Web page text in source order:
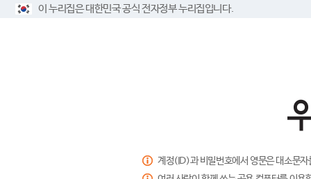
이 누리집은 대한민국 공식 전자정부 누리집입니다.
계정(ID)과 비밀번호에서 영문은 대소문